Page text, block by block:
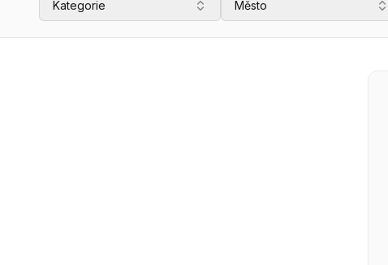
Kategorie Město